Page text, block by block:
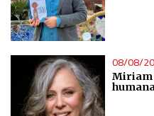
08/08/
Miriam